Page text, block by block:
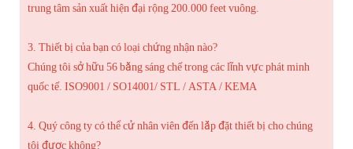
trung tâm sản xuất hiện đại rộng 200.000 feet vuông.
3. Thiết bị của bạn có loại chứng nhận nào?
Chúng tôi sở hữu 56 bằng sáng chế trong các lĩnh vực phát minh
quốc tế. ISO9001 / SO14001/ STL / ASTA / KEMA
4. Quý công ty có thể cử nhân viên đến lắp đặt thiết bị cho chúng
tôi được không?